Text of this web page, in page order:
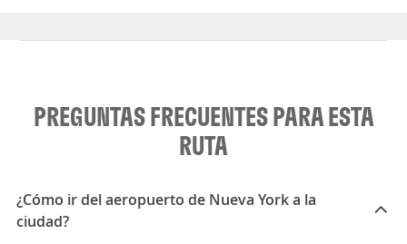
PREGUNTAS FRECUENTES PARA ESTA
RUTA
¿Cómo ir del aeropuerto de Nueva York a la
ciudad?